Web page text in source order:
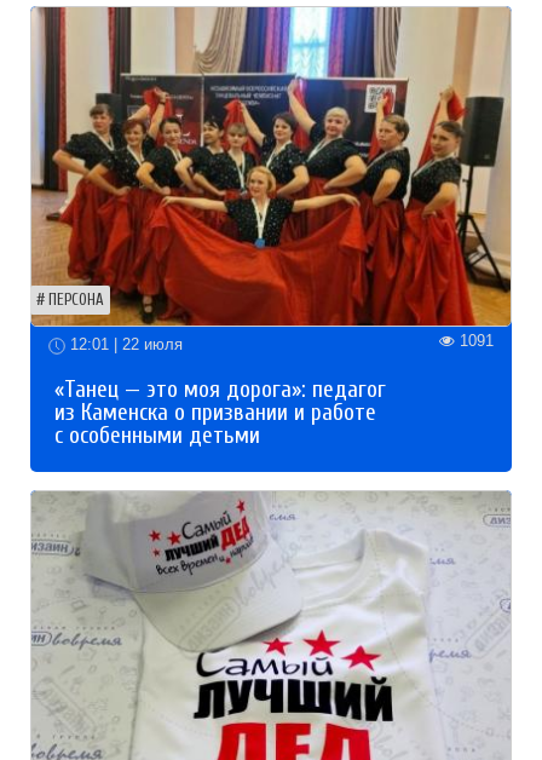
ПЕРСОНА
12:01 | 22 июля 1091
«Танец — это моя дорога»: педагог
из Каменска о призвании и работе
с особенными детьми